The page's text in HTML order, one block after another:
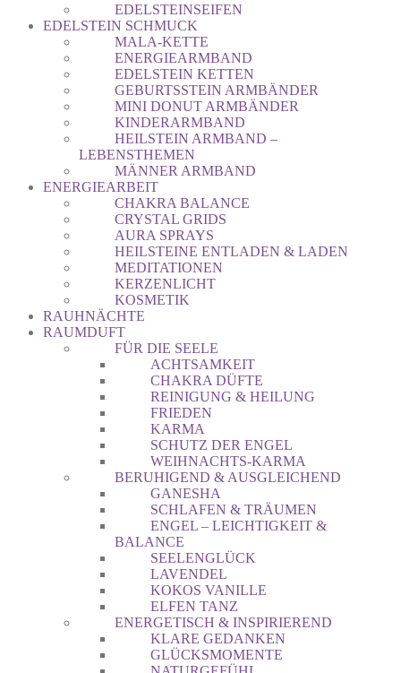
EDELSTEINSEIFEN
EDELSTEIN SCHMUCK
MALA-KETTE
ENERGIEARMBAND
EDELSTEIN KETTEN
GEBURTSSTEIN ARMBÄNDER
MINI DONUT ARMBÄNDER
KINDERARMBAND
HEILSTEIN ARMBAND –
LEBENSTHEMEN
MÄNNER ARMBAND
ENERGIEARBEIT
CHAKRA BALANCE
CRYSTAL GRIDS
AURA SPRAYS
HEILSTEINE ENTLADEN & LADEN
MEDITATIONEN
KERZENLICHT
KOSMETIK
RAUHNÄCHTE
RAUMDUFT
FÜR DIE SEELE
ACHTSAMKEIT
CHAKRA DÜFTE
REINIGUNG & HEILUNG
FRIEDEN
KARMA
SCHUTZ DER ENGEL
WEIHNACHTS-KARMA
BERUHIGEND & AUSGLEICHEND
GANESHA
SCHLAFEN & TRÄUMEN
ENGEL – LEICHTIGKEIT &
BALANCE
SEELENGLÜCK
LAVENDEL
KOKOS VANILLE
ELFEN TANZ
ENERGETISCH & INSPIRIEREND
KLARE GEDANKEN
GLÜCKSMOMENTE